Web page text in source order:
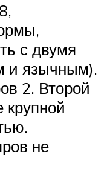
с двумя
и язычным).
2. Второй
крупной
не